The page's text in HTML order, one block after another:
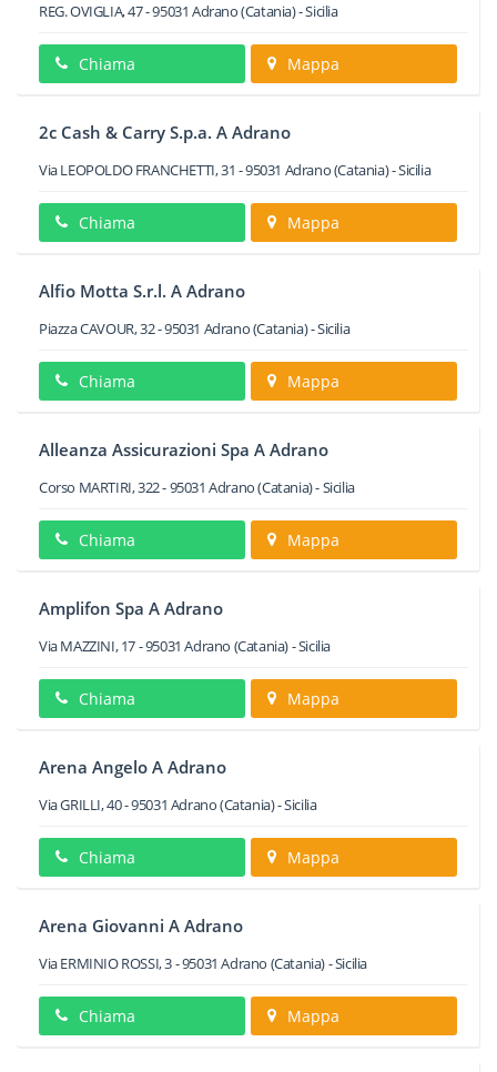
REG. OVIGLIA, 47-95031 Adrano(Catania) -Sicilia
Chiama Mappa
2c Cash & Carry S.p.a. A Adrano
Via LEOPOLDO FRANCHETTI, 31 -95031 Adrano(Catania) -Sicilia
Chiama Mappa
Alfio Motta S.r.l. A Adrano
Piazza CAVOUR, 32-95031 Adrano(Catania) -Sicilia
Chiama Mappa
Alleanza Assicurazioni Spa A Adrano
Corso MARTIRI, 322-95031 Adrano(Catania) -Sicilia
Chiama Mappa
Amplifon Spa A Adrano
Via MAZZINI, 17-95031 Adrano (Catania) -Sicilia
Chiama Mappa
Arena Angelo A Adrano
Via GRILLI, 40-95031 Adrano(Catania) -Sicilia
Chiama Mappa
Arena Giovanni A Adrano
Via ERMINIO ROSSI, 3-95031 Adrano (Catania) -Sicilia
Chiama Mappa